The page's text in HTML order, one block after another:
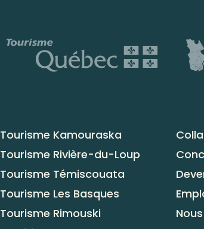
Tourisme Kamouraska
Tourisme Rivière-du-Loup
Tourisme Témiscouata
Tourisme Les Basques
Tourisme Rimouski